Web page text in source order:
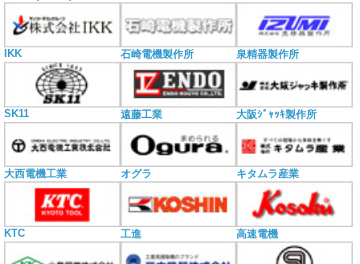
IKK 石崎電機製作所 泉精器製作所
SK11 遠藤工業 大阪ｼﾞｬｯｷ製作所
大西電機工業 オグラ キタムラ産業
KTC 工進 高速電機